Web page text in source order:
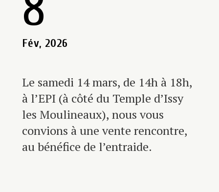
Fév, 2026
Le samedi 14 mars, de 14h à 18h,
à l’EPI (à côté du Temple d’Issy
les Moulineaux), nous vous
convions à une vente rencontre,
au bénéfice de l’entraide.